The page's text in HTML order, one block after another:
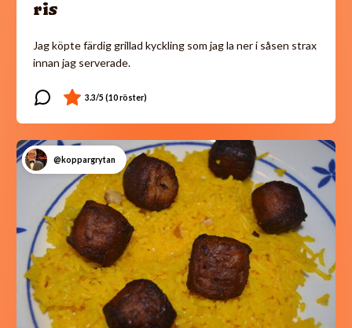
ris
Jag köpte färdig grillad kyckling som jag la ner i såsen strax
innan jag serverade.
@koppargrytan